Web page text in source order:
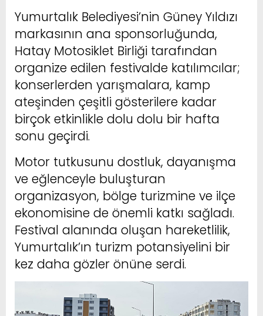
Yumurtalık Belediyesi’nin Güney Yıldızı
markasının ana sponsorluğunda,
Hatay Motosiklet Birliği tarafından
organize edilen festivalde katılımcılar;
konserlerden yarışmalara, kamp
ateşinden çeşitli gösterilere kadar
birçok etkinlikle dolu dolu bir hafta
sonu geçirdi.
Motor tutkusunu dostluk, dayanışma
ve eğlenceyle buluşturan
organizasyon, bölge turizmine ve ilçe
ekonomisine de önemli katkı sağladı.
Festival alanında oluşan hareketlilik,
Yumurtalık’ın turizm potansiyelini bir
kez daha gözler önüne serdi.